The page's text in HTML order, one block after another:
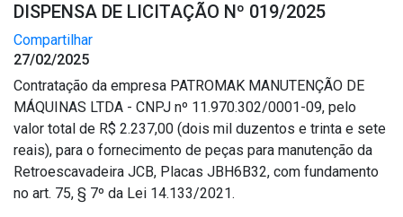
DISPENSA DE LICITAÇÃO Nº 019/2025
Compartilhar
27/02/2025
Contratação da empresa PATROMAK MANUTENÇÃO DE
MÁQUINAS LTDA - CNPJ nº 11.970.302/0001-09, pelo
valor total de R$ 2.237,00 (dois mil duzentos e trinta e sete
reais), para o fornecimento de peças para manutenção da
Retroescavadeira JCB, Placas JBH6B32, com fundamento
no art. 75, § 7º da Lei 14.133/2021.